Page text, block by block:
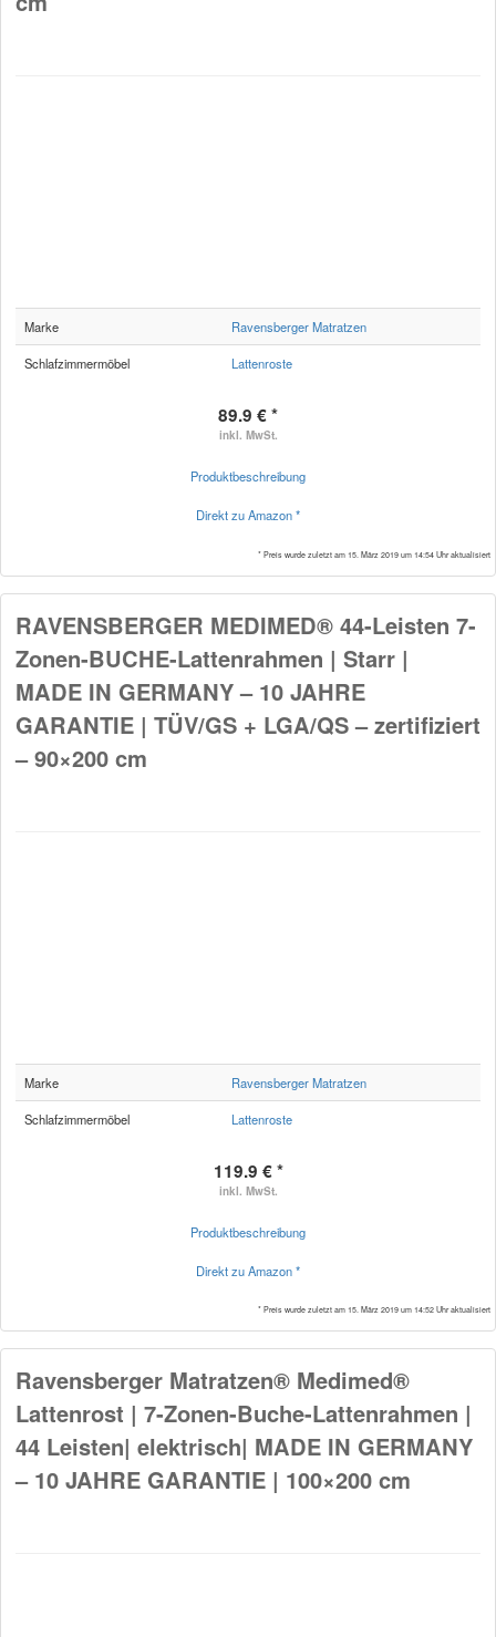
Marke Ravensberger Matratzen
Schlafzimmermöbel Lattenroste
89.9 € *
inkl. MwSt.
Produktbeschreibung
Direkt zu Amazon *
* Preis wurde zuletzt am 15. März 2019 um 14:54 Uhr aktualisiert
RAVENSBERGER MEDIMED® 44-Leisten 7-
Zonen-BUCHE-Lattenrahmen | Starr |
MADE IN GERMANY – 10 JAHRE
GARANTIE | TÜV/GS + LGA/QS – zertifiziert
– 90×200 cm
Marke Ravensberger Matratzen
Schlafzimmermöbel Lattenroste
119.9 € *
inkl. MwSt.
Produktbeschreibung
Direkt zu Amazon *
* Preis wurde zuletzt am 15. März 2019 um 14:52 Uhr aktualisiert
Ravensberger Matratzen® Medimed®
Lattenrost | 7-Zonen-Buche-Lattenrahmen |
44 Leisten| elektrisch| MADE IN GERMANY
– 10 JAHRE GARANTIE | 100×200 cm